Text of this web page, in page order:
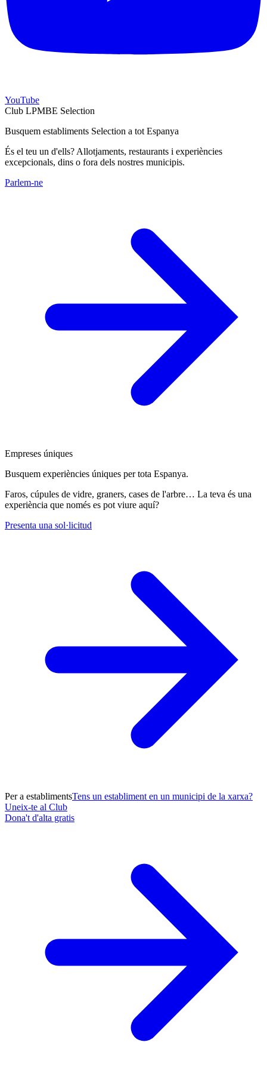
YouTube
Club LPMBE Selection
Busquem establiments Selection a tot Espanya
És el teu un d'ells? Allotjaments, restaurants i experiències
excepcionals, dins o fora dels nostres municipis.
Parlem-ne
Empreses úniques
Busquem experiències úniques per tota Espanya.
Faros, cúpules de vidre, graners, cases de l'arbre… La teva és una
experiència que només es pot viure aquí?
Presenta una sol·licitud
Per a establimentsTens un establiment en un municipi de la xarxa?
Uneix-te al Club
Dona't d'alta gratis